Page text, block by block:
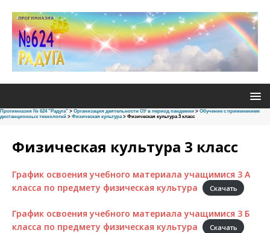
Прогимназия № 624 "Радуга" > Oрганизация деятельности ОУ в период пандемии > Обучение с применением
дистанционных технологий > Физическая культура> Физическая культура 3 класс
Физическая культура 3 класс
График освоения учебного материала учащимися 3 А
класса по предмету физическая культура
Скачать
График освоения учебного материала учащимися 3 Б
класса по предмету физическая культура
Скачать